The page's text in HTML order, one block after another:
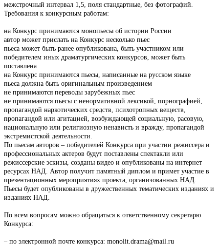
межстрочный интервал 1,5, поля стандартные, без фотографий.
Требования к конкурсным работам:
на Конкурс принимаются монопьесы об истории России
автор может прислать на Конкурс несколько пьес
пьеса может быть ранее опубликована, быть участником или
победителем иных драматургических конкурсов, может быть
поставлена
на Конкурс принимаются пьесы, написанные на русском языке
пьеса должна быть оригинальным произведением
не принимаются переводы зарубежных пьес
не принимаются пьесы с ненормативной лексикой, порнографией,
пропагандой наркотических средств, психотропных веществ,
пропагандой или агитацией, возбуждающей социальную, расовую,
национальную или религиозную ненависть и вражду, пропагандой
экстремистской деятельности.
По пьесам авторов – победителей Конкурса при участии режиссера и
профессиональных актеров будут поставлены спектакли или
режиссерские эскизы, созданы видео и опубликованы на интернет
ресурсах НАД. Автор получит памятный диплом и примет участие в
презентационных мероприятиях проекта, организованных НАД.
Пьесы будет опубликованы в дружественных тематических изданиях и
изданиях НАД.
По всем вопросам можно обращаться к ответственному секретарю
Конкурса:
– по электронной почте конкурса: monolit.drama@mail.ru